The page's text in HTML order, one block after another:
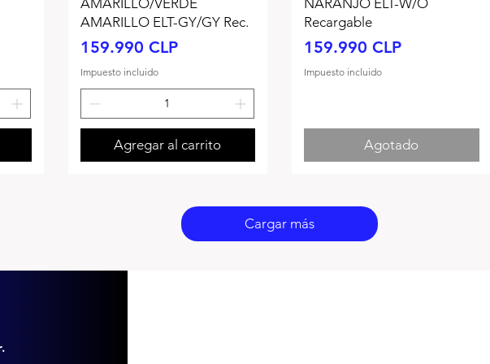
AMARILLO/VERDE
AMARILLO ELT-GY/GY Rec.
Precio
159.990 CLP
Impuesto incluido
Agregar al carrito
NARANJO ELT-W/O
Recargable
Precio
159.990 CLP
Impuesto incluido
Agotado
Cargar más